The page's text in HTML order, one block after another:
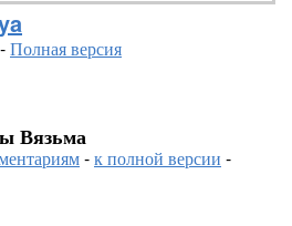
-Полная версия
Вязьма
-к полной версии -